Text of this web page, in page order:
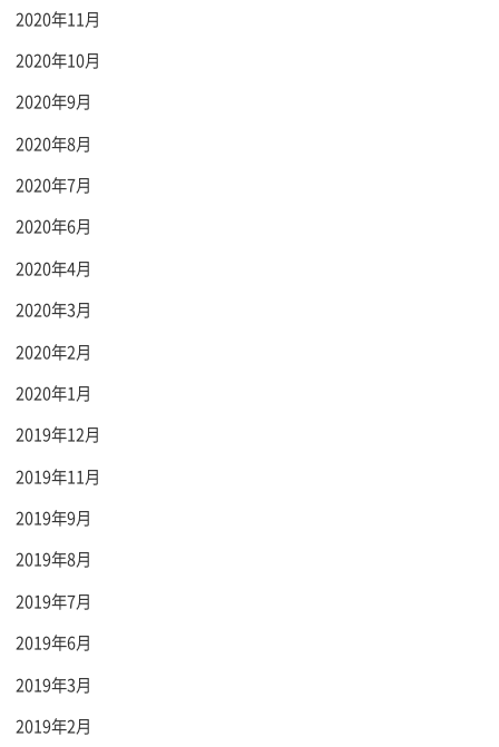
2020年11月
2020年10月
2020年9月
2020年8月
2020年7月
2020年6月
2020年4月
2020年3月
2020年2月
2020年1月
2019年12月
2019年11月
2019年9月
2019年8月
2019年7月
2019年6月
2019年3月
2019年2月